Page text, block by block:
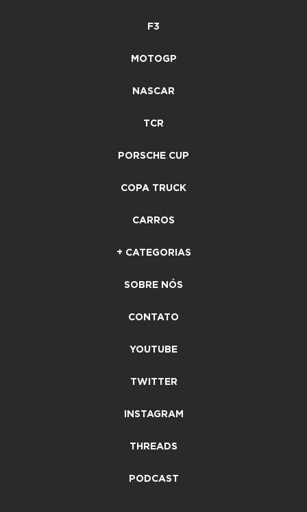
F3
MOTOGP
NASCAR
TCR
PORSCHE CUP
COPA TRUCK
CARROS
+ CATEGORIAS
SOBRE NÓS
CONTATO
YOUTUBE
TWITTER
INSTAGRAM
THREADS
PODCAST